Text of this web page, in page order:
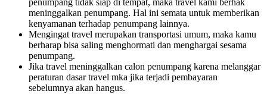
penumpang tidak siap di tempat, maka travel kami berhak
meninggalkan penumpang. Hal ini semata untuk memberikan
kenyamanan terhadap penumpang lainnya.
Mengingat travel merupakan transportasi umum, maka kamu
berharap bisa saling menghormati dan menghargai sesama
penumpang.
Jika travel meninggalkan calon penumpang karena melanggar
peraturan dasar travel mka jika terjadi pembayaran
sebelumnya akan hangus.